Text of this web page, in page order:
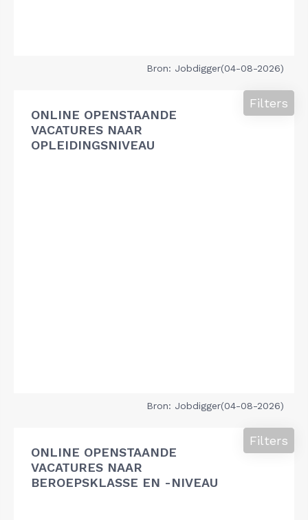
Bron: Jobdigger(04-08-2026)
ONLINE OPENSTAANDE
VACATURES NAAR
OPLEIDINGSNIVEAU
Filters
Bron: Jobdigger(04-08-2026)
ONLINE OPENSTAANDE
VACATURES NAAR
BEROEPSKLASSE EN -NIVEAU
Filters